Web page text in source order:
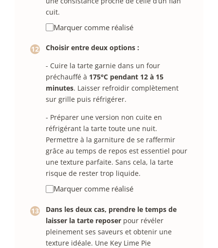
cuit.
Marquer comme réalisé
Choisir entre deux options :
- Cuire la tarte garnie dans un four
préchauffé à 175°C pendant 12 à 15
minutes. Laisser refroidir complètement
sur grille puis réfrigérer.
- Préparer une version non cuite en
réfrigérant la tarte toute une nuit.
Permettre à la garniture de se raffermir
grâce au temps de repos est essentiel pour
une texture parfaite. Sans cela, la tarte
risque de rester trop liquide.
Marquer comme réalisé
Dans les deux cas, prendre le temps de
laisser la tarte reposer pour révéler
pleinement ses saveurs et obtenir une
texture idéale. Une Key Lime Pie